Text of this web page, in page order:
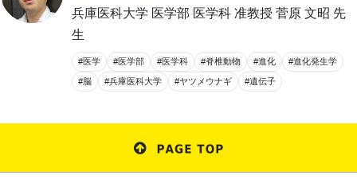
兵庫医科大学 医学部 医学科 准教授 菅原 文昭 先
生
#医学 #医学部 #医学科 #脊椎動物 #進化 #進化発生学
#脳 #兵庫医科大学 #ヤツメウナギ #遺伝子